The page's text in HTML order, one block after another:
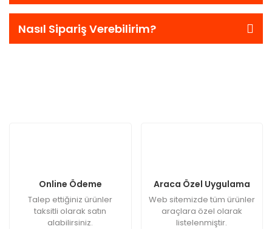
Nasıl Sipariş Verebilirim?
Online Ödeme
Talep ettiğiniz ürünler
taksitli olarak satın
alabilirsiniz.
Araca Özel Uygulama
Web sitemizde tüm ürünler
araçlara özel olarak
listelenmiştir.